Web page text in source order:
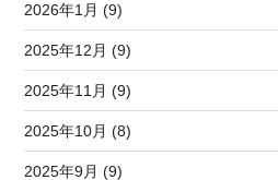
2026年1月 (9)
2025年12月 (9)
2025年11月 (9)
2025年10月 (8)
2025年9月 (9)